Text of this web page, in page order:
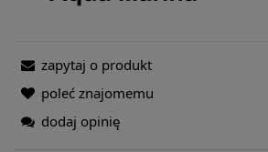
zapytaj o produkt
poleć znajomemu
dodaj opinię